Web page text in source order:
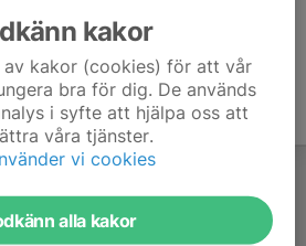
kakor
av kakor (cookies) för att vår
bra för dig. De används
i syfte att hjälpa oss att
våra tjänster.
vi cookies
alla kakor